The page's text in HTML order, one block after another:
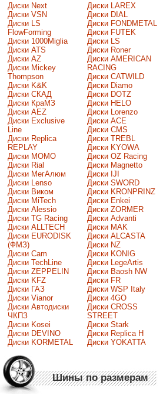
Диски Next
Диски VSN
Диски LS
FlowForming
Диски 1000Miglia
Диски ATS
Диски AZ
Диски Mickey
Thompson
Диски K&K
Диски СКАД
Диски КраМЗ
Диски AEZ
Диски Exclusive
Line
Диски Replica
REPLAY
Диски MOMO
Диски Rial
Диски МегАлюм
Диски Lenso
Диски Виком
Диски MiTech
Диски Alessio
Диски TG Racing
Диски ALLTECH
Диски EURODISK
(ФМЗ)
Диски Cam
Диски TechLine
Диски ZEPPELIN
Диски KFZ
Диски ГАЗ
Диски Vianor
Диски Автодиски
ЧКПЗ
Диски Kosei
Диски DEVINO
Диски KORMETAL
Диски LAREX
Диски DIAL
Диски FONDMETAL
Диски FUTEK
Диски LS
Диски Roner
Диски AMERICAN
RACING
Диски CATWILD
Диски Diamo
Диски DOTZ
Диски HELO
Диски Lorenzo
Диски ACE
Диски CMS
Диски TREBL
Диски KYOWA
Диски OZ Racing
Диски Magnetto
Диски IJI
Диски SWORD
Диски KRONPRINZ
Диски Enkei
Диски ZORMER
Диски Advanti
Диски MAK
Диски ALCASTA
Диски NZ
Диски KONIG
Диски LegeArtis
Диски Baosh NW
Диски FR
Диски WSP Italy
Диски 4GO
Диски CROSS
STREET
Диски Stark
Диски Replica H
Диски YOKATTA
Шины по размерам